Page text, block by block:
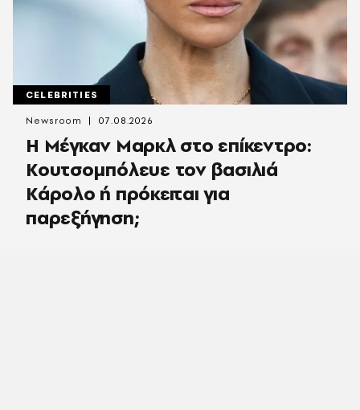
CELEBRITIES
Η Μέγκαν Μαρκλ στο επίκεντρο:
Κουτσομπόλευε τον βασιλιά
Κάρολο ή πρόκειται για
παρεξήγηση;
Newsroom 07.08.2026